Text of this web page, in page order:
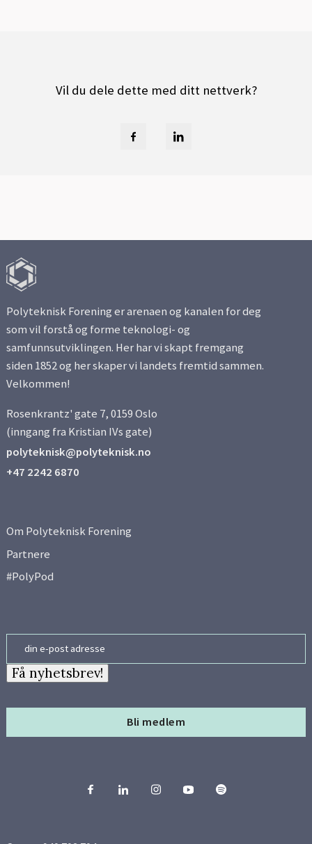
Vil du dele dette med ditt nettverk?
Polyteknisk Forening er arenaen og kanalen for deg
som vil forstå og forme teknologi- og
samfunnsutviklingen. Her har vi skapt fremgang
siden 1852 og her skaper vi landets fremtid sammen.
Velkommen!
Rosenkrantz' gate 7, 0159 Oslo
(inngang fra Kristian IVs gate)
polyteknisk@polyteknisk.no
+47 2242 6870
Om Polyteknisk Forening
Partnere
#PolyPod
Bli medlem
Få nyhetsbrev!